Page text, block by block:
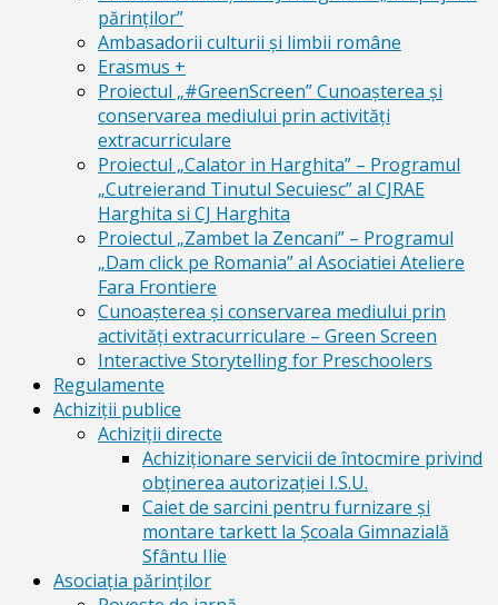
părinţilor”
Ambasadorii culturii și limbii române
Erasmus +
Proiectul „#GreenScreen” Cunoașterea şi
conservarea mediului prin activităţi
extracurriculare
Proiectul „Calator in Harghita” – Programul
„Cutreierand Tinutul Secuiesc” al CJRAE
Harghita si CJ Harghita
Proiectul „Zambet la Zencani” – Programul
„Dam click pe Romania” al Asociatiei Ateliere
Fara Frontiere
Cunoașterea și conservarea mediului prin
activități extracurriculare – Green Screen
Interactive Storytelling for Preschoolers
Regulamente
Achiziții publice
Achiziții directe
Achiziționare servicii de întocmire privind
obținerea autorizației I.S.U.
Caiet de sarcini pentru furnizare și
montare tarkett la Școala Gimnazială
Sfântu Ilie
Asociația părinților